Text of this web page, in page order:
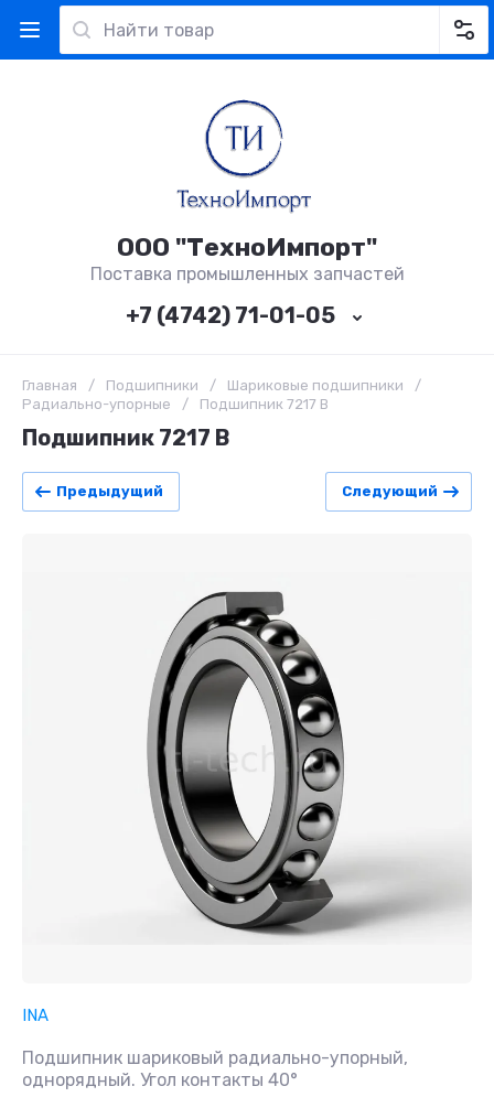
ООО "ТехноИмпорт"
Поставка промышленных запчастей
+7 (4742) 71-01-05
Главная / Подшипники / Шариковые подшипники
/
Радиально-упорные
/ Подшипник 7217 B
Подшипник 7217 B
Предыдущий Следующий
INA
Подшипник шариковый радиально-упорный,
однорядный. Угол контакты 40°